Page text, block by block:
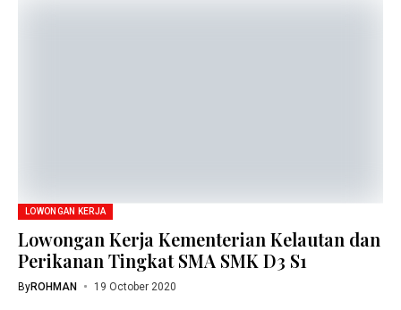
LOWONGAN KERJA
Lowongan Kerja Kementerian Kelautan dan
Perikanan Tingkat SMA SMK D3 S1
ByROHMAN 19 October 2020